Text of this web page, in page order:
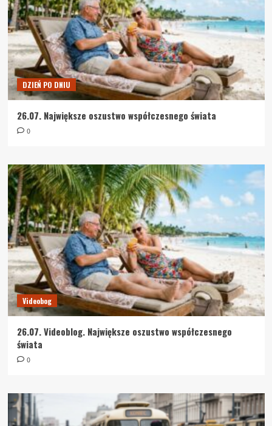
DZIEŃ PO DNIU
26.07. Największe oszustwo współczesnego świata
0
Videobog
26.07. Videoblog. Największe oszustwo współczesnego
świata
0